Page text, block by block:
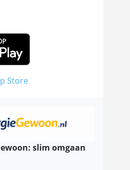
slim omgaan